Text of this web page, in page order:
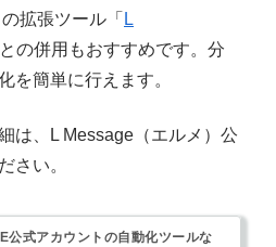
拡張ツール「 L
との併用もおすすめです。分
を簡単に行えます。
は、L Message（エルメ）公
さい。
公式アカウントの自動化ツールな